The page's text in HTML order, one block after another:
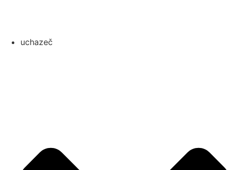
uchazeč